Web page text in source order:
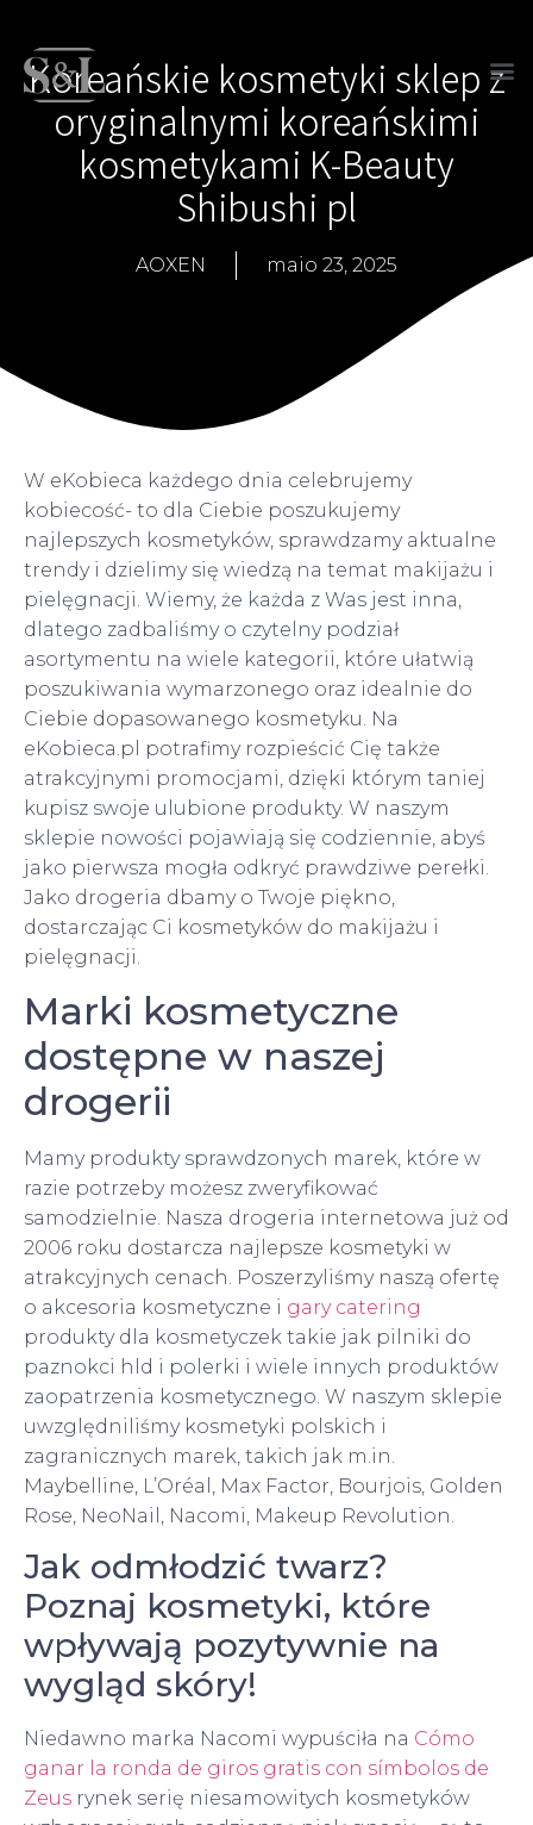
Koreańskie kosmetyki sklep z
oryginalnymi koreańskimi
kosmetykami K-Beauty
Shibushi pl
AOXEN maio 23, 2025
W eKobieca każdego dnia celebrujemy
kobiecość- to dla Ciebie poszukujemy
najlepszych kosmetyków, sprawdzamy aktualne
trendy i dzielimy się wiedzą na temat makijażu i
pielęgnacji. Wiemy, że każda z Was jest inna,
dlatego zadbaliśmy o czytelny podział
asortymentu na wiele kategorii, które ułatwią
poszukiwania wymarzonego oraz idealnie do
Ciebie dopasowanego kosmetyku. Na
eKobieca.pl potrafimy rozpieścić Cię także
atrakcyjnymi promocjami, dzięki którym taniej
kupisz swoje ulubione produkty. W naszym
sklepie nowości pojawiają się codziennie, abyś
jako pierwsza mogła odkryć prawdziwe perełki.
Jako drogeria dbamy o Twoje piękno,
dostarczając Ci kosmetyków do makijażu i
pielęgnacji.
Marki kosmetyczne
dostępne w naszej
drogerii
Mamy produkty sprawdzonych marek, które w
razie potrzeby możesz zweryfikować
samodzielnie. Nasza drogeria internetowa już od
2006 roku dostarcza najlepsze kosmetyki w
atrakcyjnych cenach. Poszerzyliśmy naszą ofertę
o akcesoria kosmetyczne i gary catering
produkty dla kosmetyczek takie jak pilniki do
paznokci hld i polerki i wiele innych produktów
zaopatrzenia kosmetycznego. W naszym sklepie
uwzględniliśmy kosmetyki polskich i
zagranicznych marek, takich jak m.in.
Maybelline, L’Oréal, Max Factor, Bourjois, Golden
Rose, NeoNail, Nacomi, Makeup Revolution.
Jak odmłodzić twarz?
Poznaj kosmetyki, które
wpływają pozytywnie na
wygląd skóry!
Niedawno marka Nacomi wypuściła na Cómo
ganar la ronda de giros gratis con símbolos de
Zeus rynek serię niesamowitych kosmetyków